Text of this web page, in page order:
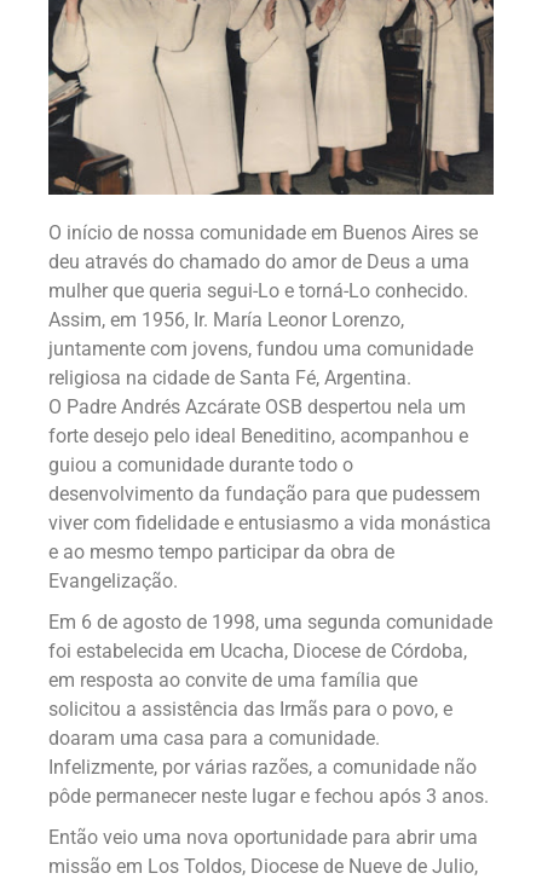
O início de nossa comunidade em Buenos Aires se
deu através do chamado do amor de Deus a uma
mulher que queria segui-Lo e torná-Lo conhecido.
Assim, em 1956, Ir. María Leonor Lorenzo,
juntamente com jovens, fundou uma comunidade
religiosa na cidade de Santa Fé, Argentina.
O Padre Andrés Azcárate OSB despertou nela um
forte desejo pelo ideal Beneditino, acompanhou e
guiou a comunidade durante todo o
desenvolvimento da fundação para que pudessem
viver com fidelidade e entusiasmo a vida monástica
e ao mesmo tempo participar da obra de
Evangelização.
Em 6 de agosto de 1998, uma segunda comunidade
foi estabelecida em Ucacha, Diocese de Córdoba,
em resposta ao convite de uma família que
solicitou a assistência das Irmãs para o povo, e
doaram uma casa para a comunidade.
Infelizmente, por várias razões, a comunidade não
pôde permanecer neste lugar e fechou após 3 anos.
Então veio uma nova oportunidade para abrir uma
missão em Los Toldos, Diocese de Nueve de Julio,